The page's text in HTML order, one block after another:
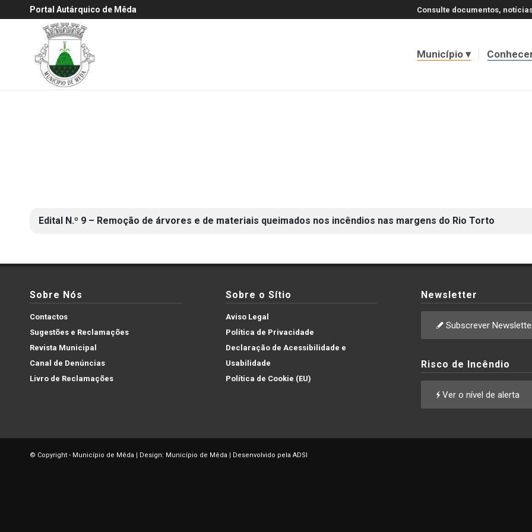
Portal Autárquico de Mêda Consulte documentos,
Município
Edital N.º 9 – Remoção de árvores e de materiais queimados nos incêndios nas margens do Rio Torto
Sobre Nós
Contactos
Sugestões e Reclamações
Revista Municipal
Canal de Denúncias
Livro de Reclamações
Sobre o Sítio
Aviso Legal
Política de Privacidade
Declaração de Acessibilidade e
Usabilidade
Política de Cookie (EU)
Newsletter
Subscrever
Risco de Incêndio
Ver o nível de alerta
© Copyright - Município de Mêda | Design: Município de Mêda | Desenvolvido pela ADSI